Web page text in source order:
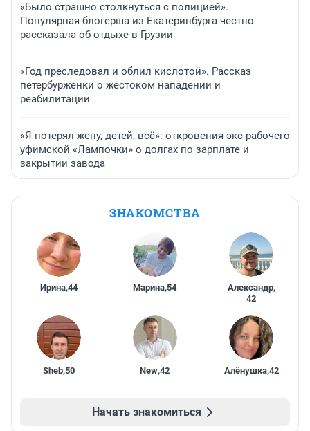
«Было страшно столкнуться с полицией».
Популярная блогерша из Екатеринбурга честно
рассказала об отдыхе в Грузии
«Год преследовал и облил кислотой». Рассказ
петербурженки о жестоком нападении и
реабилитации
«Я потерял жену, детей, всё»: откровения экс-рабочего
уфимской «Лампочки» о долгах по зарплате и
закрытии завода
ЗНАКОМСТВА
Ирина,44 Марина,54 Александр,
42
Sheb,50 New,42 Алёнушка,42
Начать знакомиться